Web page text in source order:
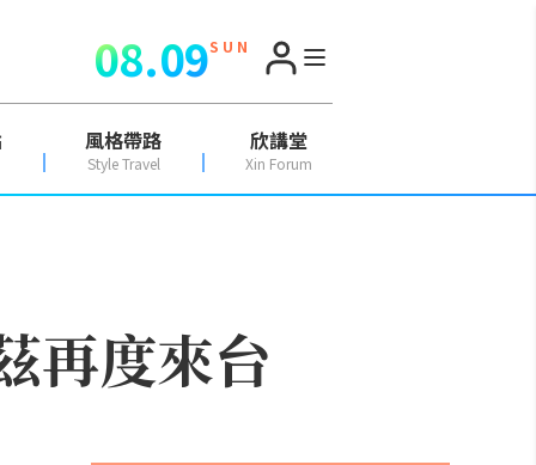
08.09S U N
風格帶路
Style Travel
欣講堂
Xin Forum
再度來台